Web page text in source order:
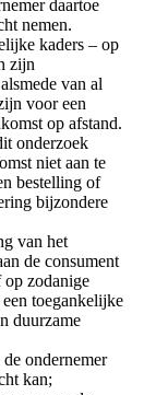
daartoe
nemen.
kaders – op
zijn
van al
voor een
op afstand.
onderzoek
niet aan te
bestelling of
bijzondere
van het
de consument
zodanige
toegankelijke
duurzame
ondernemer
kan;